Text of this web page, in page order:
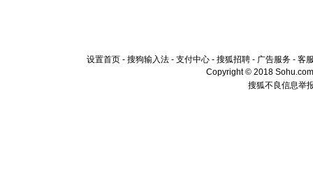
设置首页 - 搜狗输入法 - 支付中心 - 搜狐招聘 - 广告服务 - 客
Copyright © 2018
搜狐不良信息举